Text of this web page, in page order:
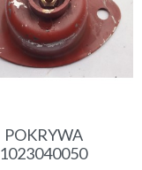
POKRYWA
1023040050